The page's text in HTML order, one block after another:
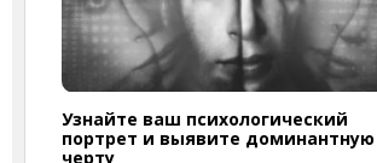
Узнайте ваш психологический
портрет и выявите доминантную
черту